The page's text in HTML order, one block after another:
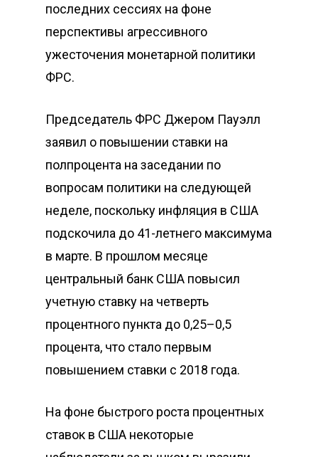
последних сессиях на фоне
перспективы агрессивного
ужесточения монетарной политики
ФРС.
Председатель ФРС Джером Пауэлл
заявил о повышении ставки на
полпроцента на заседании по
вопросам политики на следующей
неделе, поскольку инфляция в США
подскочила до 41-летнего максимума
в марте. В прошлом месяце
центральный банк США повысил
учетную ставку на четверть
процентного пункта до 0,25–0,5
процента, что стало первым
повышением ставки с 2018 года.
На фоне быстрого роста процентных
ставок в США некоторые